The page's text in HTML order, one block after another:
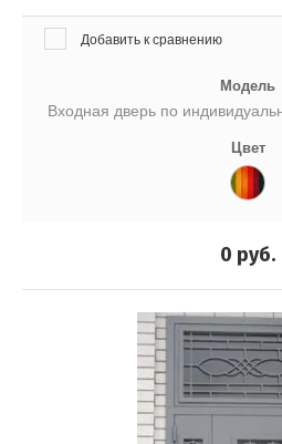
Добавить к сравнению
Модель
Входная дверь по
Цвет
0 руб.